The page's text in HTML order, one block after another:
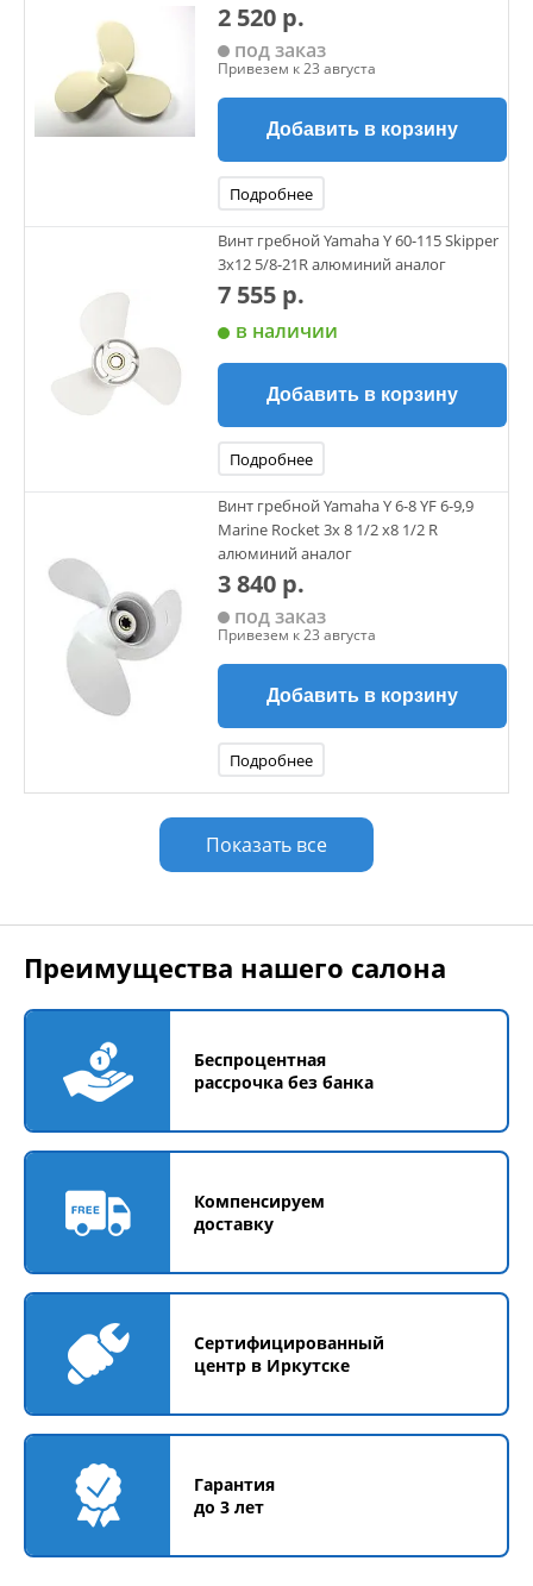
2 520 р.
под заказ
Привезем к 23 августа
Добавить в корзину
Подробнее
Винт гребной Yamaha Y 60-115 Skipper
3х12 5/8-21R алюминий аналог
7 555 р.
в наличии
Добавить в корзину
Подробнее
Винт гребной Yamaha Y 6-8 YF 6-9,9
Marine Rocket 3х 8 1/2 х8 1/2 R
алюминий аналог
3 840 р.
под заказ
Привезем к 23 августа
Добавить в корзину
Подробнее
Показать все
Преимущества нашего салона
Беспроцентная
рассрочка без банка
Компенсируем
доставку
Сертифицированный
центр в Иркутске
Гарантия
до 3 лет